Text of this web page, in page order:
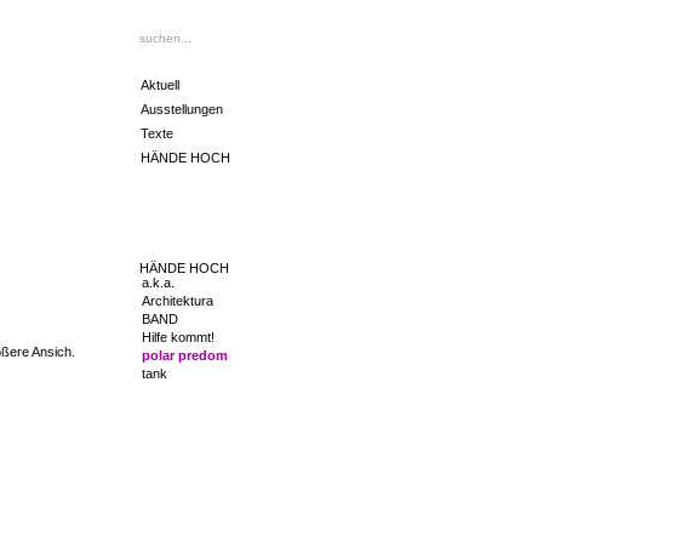
Aktuell
Ausstellungen
Texte
HÄNDE HOCH
Ansich.
HÄNDE HOCH
a.k.a.
Architektura
BAND
Hilfe kommt!
polar predom
tank